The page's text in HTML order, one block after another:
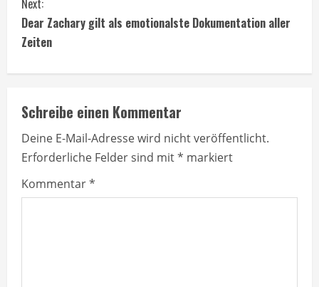
t
u
e
R
e
Dear Zachary gilt als emotionalste Dokumentation aller
Zeiten
Schreibe einen Kommentar
Deine E-Mail-Adresse wird nicht veröffentlicht.
Erforderliche Felder sind mit* markiert
Kommentar*